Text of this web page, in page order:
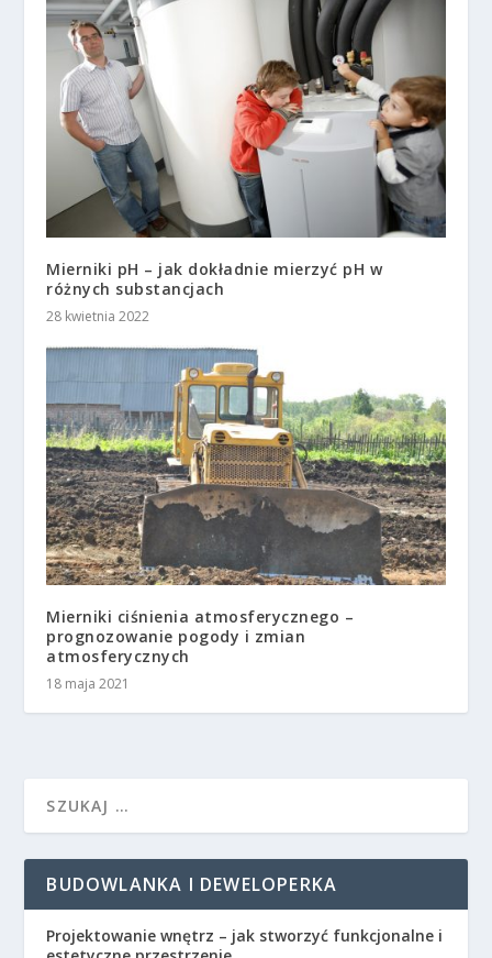
Mierniki pH – jak dokładnie mierzyć pH w
różnych substancjach
28 kwietnia 2022
Mierniki ciśnienia atmosferycznego –
prognozowanie pogody i zmian
atmosferycznych
18 maja 2021
BUDOWLANKA I DEWELOPERKA
Projektowanie wnętrz – jak stworzyć funkcjonalne i